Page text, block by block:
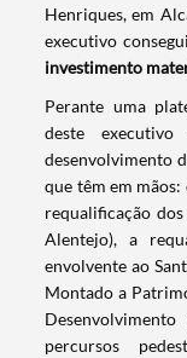
Henriques, em
executivo
investimento
Perante uma
deste
desenvolvimento
que têm em
requalificação
Alentejo), a
envolvente ao
Montado a
percursos